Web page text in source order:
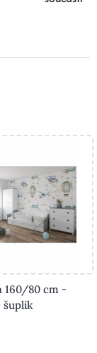
160/80 cm -
šuplík